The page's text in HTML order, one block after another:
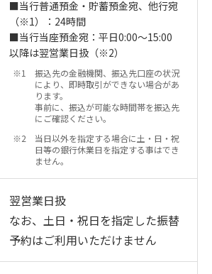
■当行普通預金・貯蓄預金宛、他行宛
（※1）：24時間
■当行当座預金宛：平日0:00～15:00
以降は翌営業日扱（※2）
振込先の金融機関、振込先口座の状況
により、即時取引ができない場合があ
ります。
事前に、振込が可能な時間帯を振込先
にご確認ください。
当日以外を指定する場合に土・日・祝
日等の銀行休業日を指定する事はでき
ません。
翌営業日扱
なお、土日・祝日を指定した振替
予約はご利用いただけません